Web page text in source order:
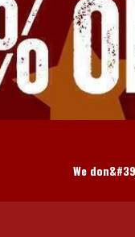
We